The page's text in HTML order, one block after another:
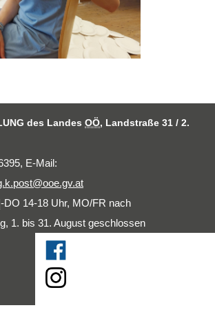
des Landes OÖ, Landstraße 31 / 2.
E-Mail:
-DO 14-18 Uhr, MO/FR nach
1. bis 31. August geschlossen